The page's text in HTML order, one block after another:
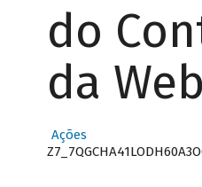
do
da Web
Ações